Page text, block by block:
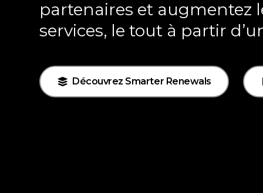
partenaires et augmentez
services, le tout à partir
Découvrez Smarter Renewals